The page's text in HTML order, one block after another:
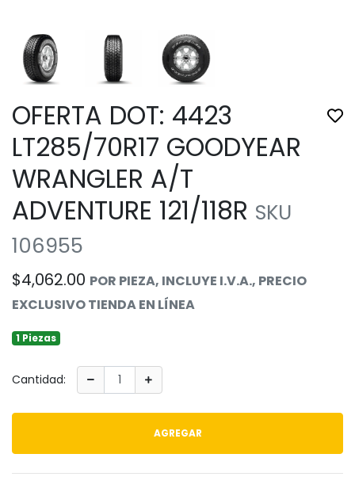
OFERTA DOT: 4423
LT285/70R17 GOODYEAR
WRANGLER A/T
ADVENTURE 121/118R SKU
106955
$4,062.00 POR PIEZA, INCLUYE I.V.A., PRECIO
EXCLUSIVO TIENDA EN LÍNEA
1 Piezas
Cantidad:
AGREGAR